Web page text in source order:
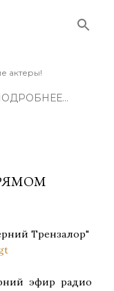
актеры!
Трензалор"
эфир радио